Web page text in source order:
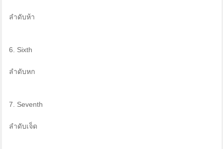
ลำดับห้า
6. Sixth
ลำดับหก
7. Seventh
ลำดับเจ็ด